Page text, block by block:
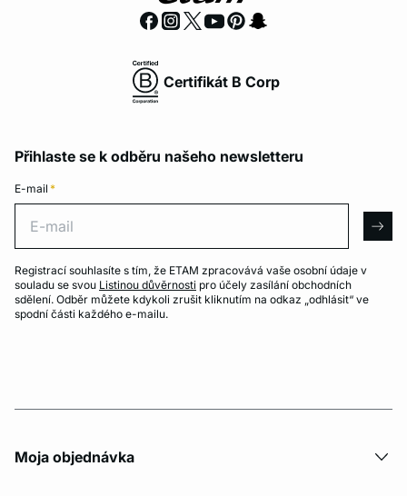
Certifikát B Corp
Přihlaste se k odběru našeho newsletteru
E-mail *
Registrací souhlasíte s tím, že ETAM zpracovává vaše osobní údaje v
souladu se svou Listinou důvěrnosti pro účely zasílání obchodních
sdělení. Odběr můžete kdykoli zrušit kliknutím na odkaz „odhlásit“ ve
spodní části každého e-mailu.
Moja objednávka